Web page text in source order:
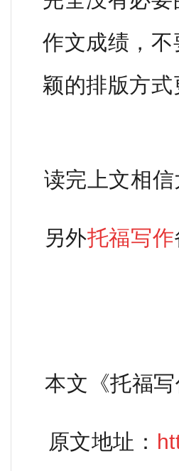
作文成绩，
颖的排版方
读完上文相
另外托福写作
本文《托福
原文地址：